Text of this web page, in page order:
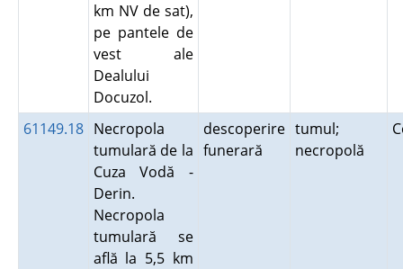
km NV de sat),
pe pantele de
vest ale
Dealului
Docuzol.
61149.18 Necropola
tumulară de la
Cuza Vodă -
Derin.
Necropola
tumulară se
află la 5,5 km
descoperire
funerară
tumul;
necropolă